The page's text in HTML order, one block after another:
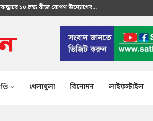
আস্থার প্রতীক এস এম শাকির...
খেলাধুলা বিনোদন লাইফস্টাইল